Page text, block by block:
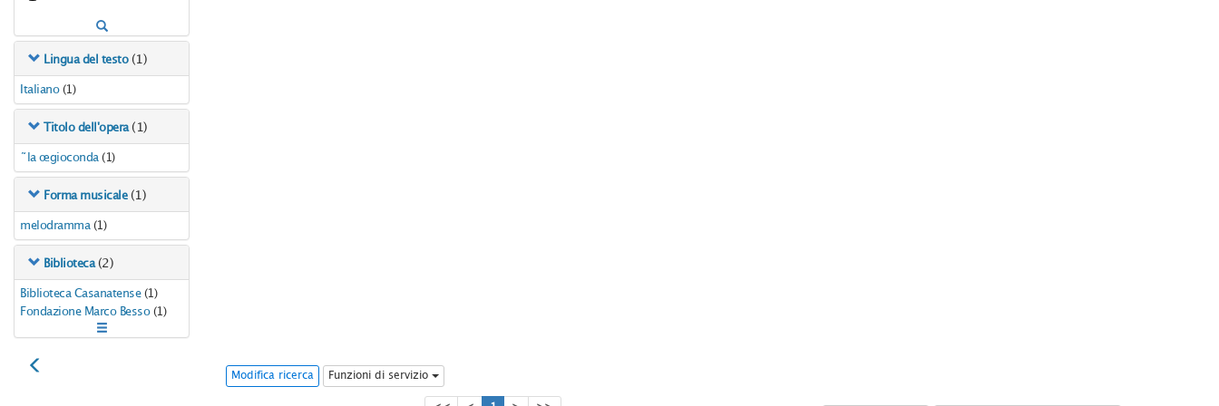
Lingua del testo (1)
Italiano (1)
Titolo dell'opera (1)
la gioconda (1)
Forma musicale (1)
melodramma (1)
Biblioteca (2)
Biblioteca Casanatense (1)
Fondazione Marco Besso (1)
Modifica ricerca Funzioni di servizio